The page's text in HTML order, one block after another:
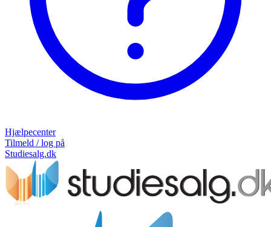
Hjælpecenter
Tilmeld / log på
Studiesalg.dk